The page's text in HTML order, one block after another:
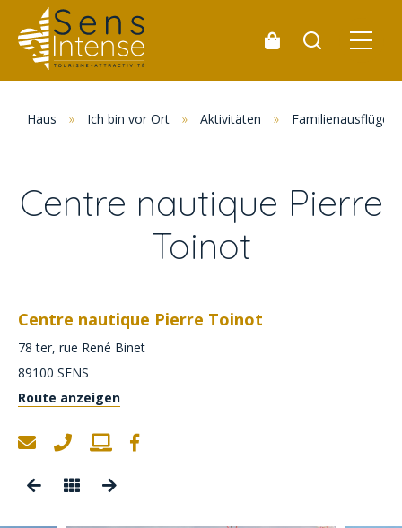
Haus » Ich bin vor Ort » Aktivitäten » Familienausflüge
Centre nautique Pierre
Toinot
Centre nautique Pierre Toinot
78 ter, rue René Binet
89100 SENS
Route anzeigen